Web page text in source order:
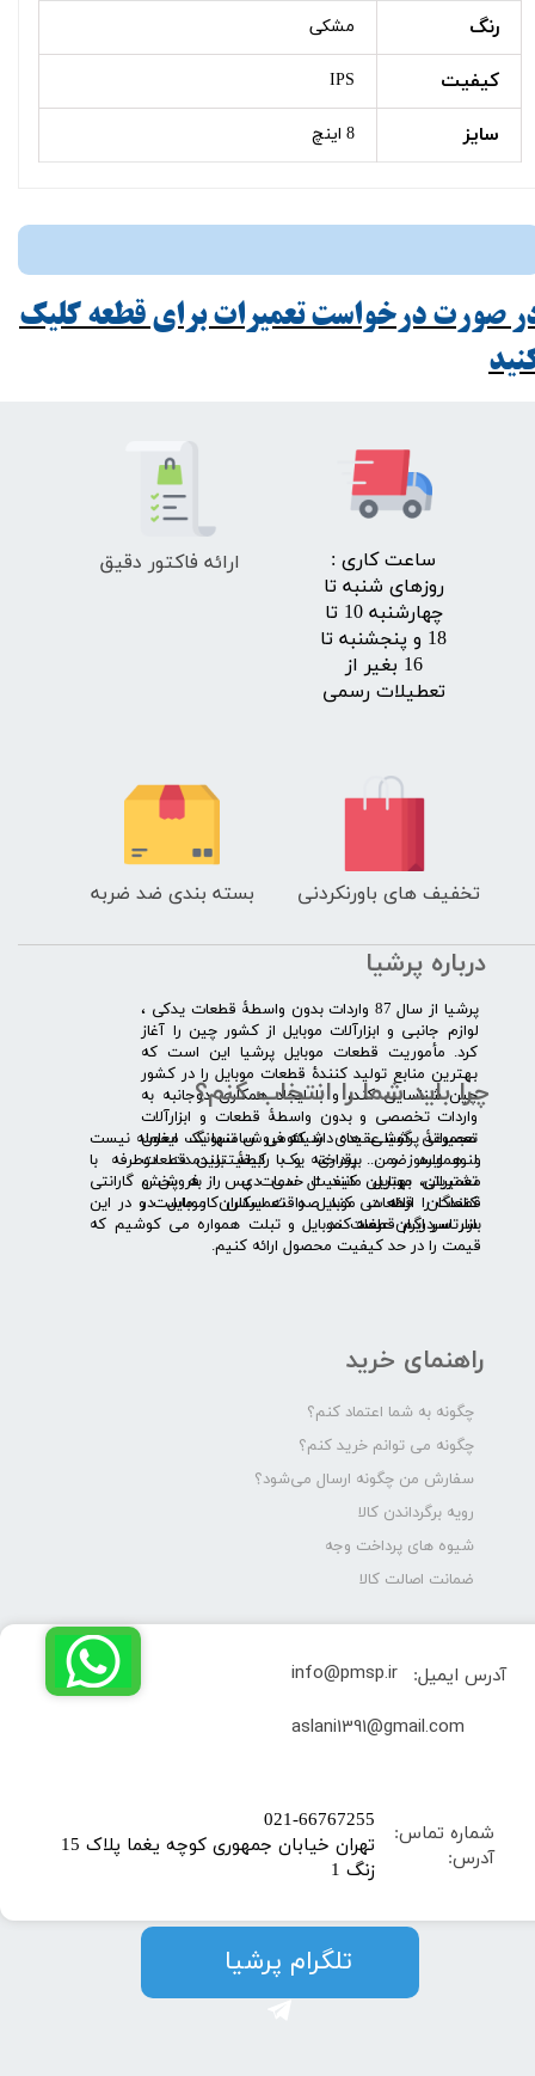
رنگ مشکی
کیفیت IPS
سایز 8 اینچ
صورت درخواست تعمیرات برای قطعه کلیک
​ساعت کاری :
روزهای شنبه تا
چهارشنبه 10 تا
18 و پنجشنبه تا
16 بغیر از
تعطیلات رسمی
تخفیف های باورنکردنی بسته بندی ضد ضربه
ارائه فاکتور دقیق
درباره پرشیا
​پرشیا از سال 87 واردات بدون واسطۀ قطعات یدکی ،
لوازم جانبی و ابزارآلات موبایل از کشور چین را آغاز
کرد. مأموریت قطعات موبایل پرشیا این است که
بهترین منابع تولید کنندۀ قطعات موبایل را در کشور
چین شناسایی کند، و با ایجاد همکاری دوجانبه به
واردات تخصصی و بدون واسطۀ قطعات و ابزارآلات
تعمیراتی گوشی های شیائومی سامسونگ ایفون
لنوو ایسوز و .... پرداخته و با کیفیت­ترین قطعات
تعمیراتی موبایل مانند ال سی دی را به پخش
کنندگان قطعات موبایل و تعمیرکاران موبایل در
سرتاسر ایران عرضه کند.
راهنمای خرید
چگونه به شما اعتماد کنم؟
چگونه می توانم خرید کنم؟
سفارش من چگونه ارسال می‌شود؟
رویه برگرداندن کالا
شیوه های پرداخت وجه
ضمانت اصالت کالا
چرا باید شما را انتخاب کنم؟
​​ ​مجموعۀ پرشیا عقیده دارد که فروش تنها یک معامله نیست
و همواره ضمن برقراری یک رابطۀ بلندمدت دوطرفه با
مشتریان، بهترین کیفیت خدمات پس از فروش و گارانتی
قطعات را ارائه می­ کند. صداقت اساس کار ماست و در این
بازار سردرگم قطعات موبایل و تبلت همواره می کوشیم که
قیمت را در حد کیفیت محصول ارائه کنیم.
شماره تماس:
آدرس:
​021-66767255
تهران خیابان جمهوری کوچه یغما پلاک 15
زنگ 1
آدرس ایمیل:
info@pmsp.ir
​aslani1391@gmail.com
​​​​تلگرام پرشیا